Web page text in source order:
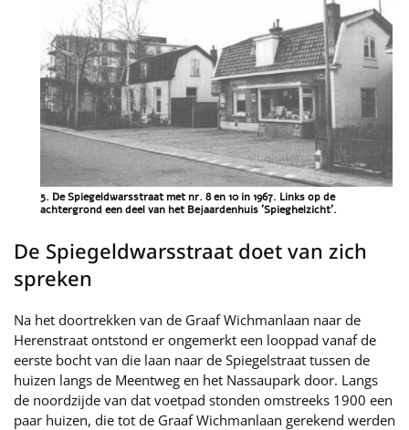
5. De Spiegeldwarsstraat met nr. 8 en 10 in 1967. Links op de
achtergrond een deel van het Bejaardenhuis 'Spieghelzicht'.
De Spiegeldwarsstraat doet van zich
spreken
Na het doortrekken van de Graaf Wichmanlaan naar de
Herenstraat ontstond er ongemerkt een looppad vanaf de
eerste bocht van die laan naar de Spiegelstraat tussen de
huizen langs de Meentweg en het Nassaupark door. Langs
de noordzijde van dat voetpad stonden omstreeks 1900 een
paar huizen, die tot de Graaf Wichmanlaan gerekend werden